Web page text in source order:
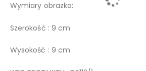
Wymiary obrazka:
Szerokość : 9 cm
Wysokość : 9 cm